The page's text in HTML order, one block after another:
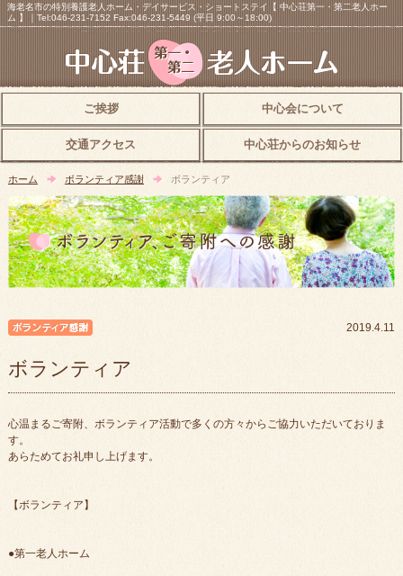
海老名市の特別養護老人ホーム・デイサービス・ショートステイ【 中心荘第一・第二老人ホー
ム 】｜Tel:046-231-7152 Fax:046-231-5449 (平日 9:00～18:00)
ご挨拶 中心会について
交通アクセス 中心荘からのお知らせ
ホーム ボランティア感謝 ボランティア
2019.4.11
ボランティア
心温まるご寄附、ボランティア活動で多くの方々からご協力いただいておりま
す。
あらためてお礼申し上げます。
【ボランティア】
●第一老人ホーム